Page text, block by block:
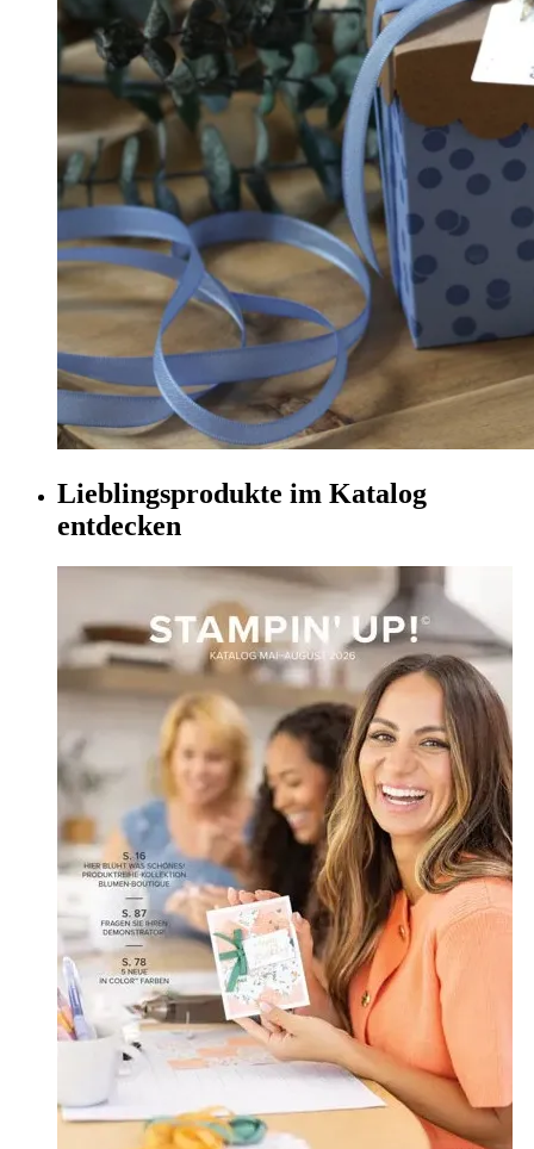
Lieblingsprodukte im Katalog
entdecken